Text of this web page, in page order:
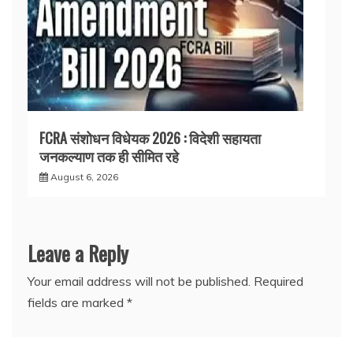
FCRA संशोधन विधेयक 2026 : विदेशी सहायता
जनकल्याण तक ही सीमित रहे
August 6, 2026
Leave a Reply
Your email address will not be published. Required
fields are marked *